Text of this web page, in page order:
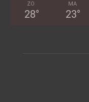
ZO
28°
MA
23°